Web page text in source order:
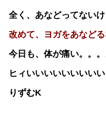
全く、あなどってないけ
改めて、ヨガをあなどる
今日も、体が痛い。。。
ヒィいいいいいいいいい
りずむK